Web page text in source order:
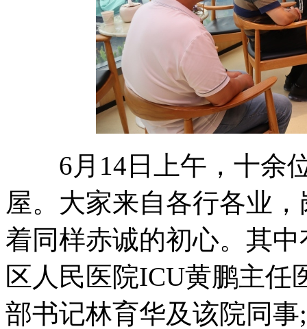
6月14日上午，十余位
屋。大家来自各行各业
着同样赤诚的初心。其
区人民医院ICU黄鹏主任
部书记林育华及该院同